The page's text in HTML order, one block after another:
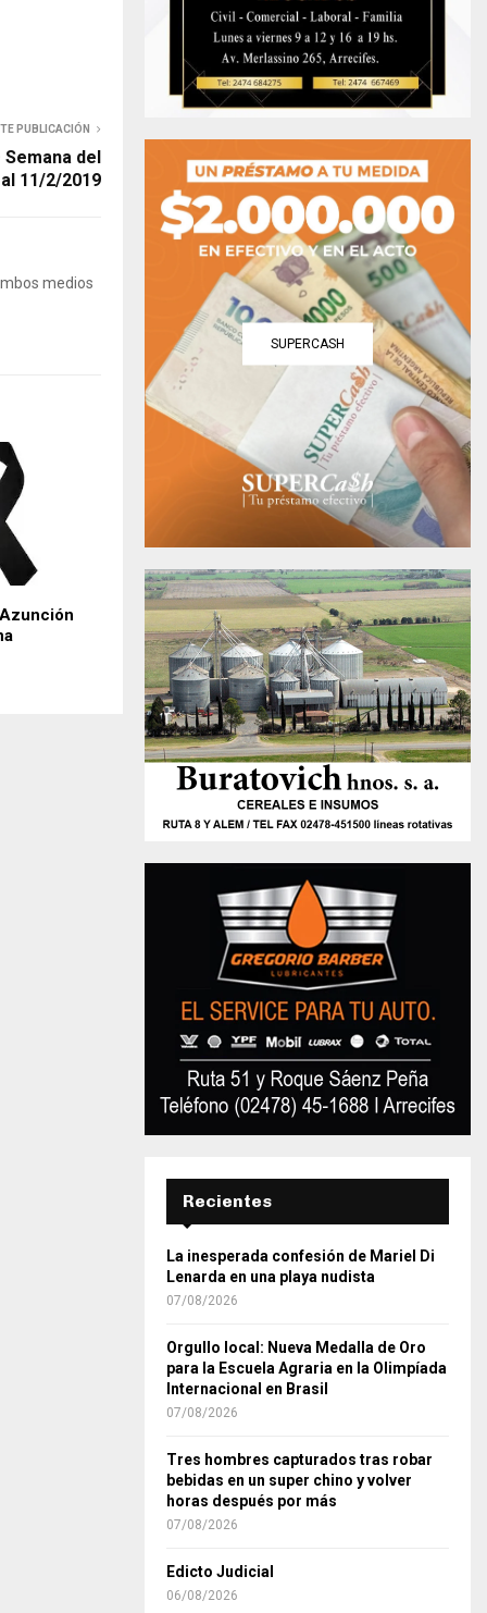
PUBLICACIÓN
del
11/2/2019
medios
SUPERCASH
Recientes
La inesperada confesión de Mariel Di
Lenarda en una playa nudista
07/08/2026
Orgullo local: Nueva Medalla de Oro
para la Escuela Agraria en la Olimpíada
Internacional en Brasil
07/08/2026
Tres hombres capturados tras robar
bebidas en un super chino y volver
horas después por más
07/08/2026
Edicto Judicial
06/08/2026